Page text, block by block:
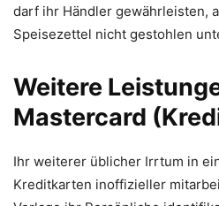
darf ihr Händler gewährleisten,
Speisezettel nicht gestohlen
Weitere
Mastercard
Ihr weiterer üblicher Irrtum in
Kreditkarten inoffizieller